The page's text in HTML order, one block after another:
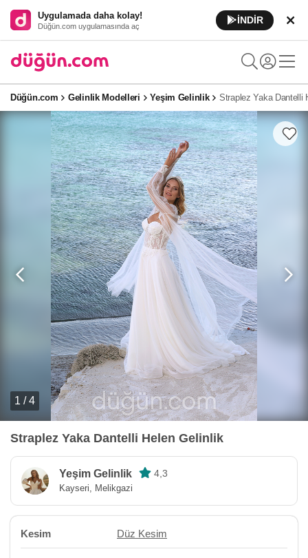
Uygulamada daha kolay!
Düğün.com uygulamasında aç
İNDİR
Düğün.com Gelinlik Modelleri Yeşim Gelinlik Straplez Yaka Dantelli
1 / 4
Straplez Yaka Dantelli Helen Gelinlik
Yeşim Gelinlik 4,3
Kayseri, Melikgazi
Kesim Düz Kesim